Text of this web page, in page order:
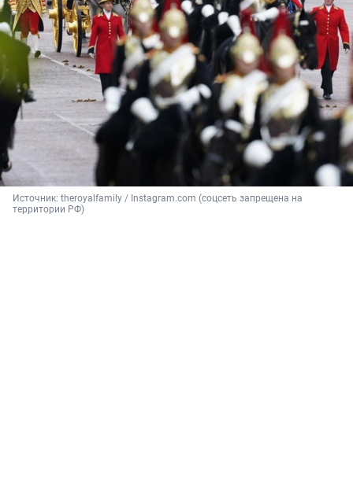
Источник: theroyalfamily / Instagram.com (соцсеть запрещена на
территории РФ)